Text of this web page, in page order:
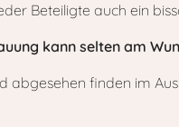
Beteiligte auch ein
kann selten am
abgesehen finden im